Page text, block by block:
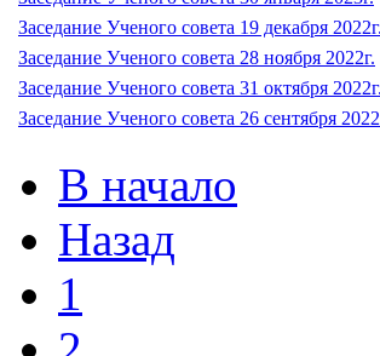
Заседание Ученого совета 19 декабря 2022г.
Заседание Ученого совета 28 ноября 2022г.
Заседание Ученого совета 31 октября 2022г.
Заседание Ученого совета 26 сентября
В начало
Назад
1